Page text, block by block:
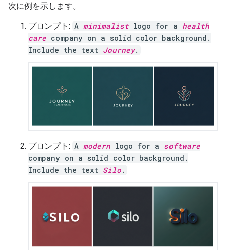
次に例を示します。
プロンプト: A minimalist logo for a health
care company on a solid color background.
Include the text Journey.
プロンプト: A modern logo for a software
company on a solid color background.
Include the text Silo.